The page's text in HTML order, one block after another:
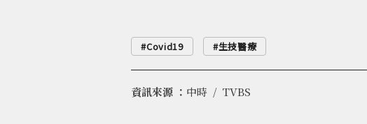
Covid19 生技醫療
資訊來源 ： 中時 TVBS